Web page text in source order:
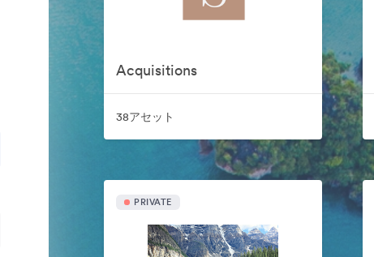
Acquisitions
38アセット
PRIVATE